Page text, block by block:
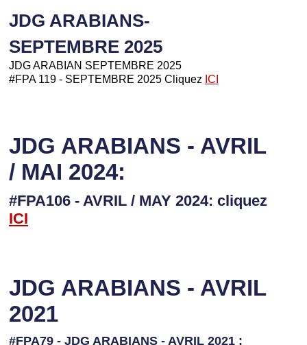
JDG ARABIANS-
SEPTEMBRE 2025
JDG ARABIAN SEPTEMBRE 2025
#FPA 119 - SEPTEMBRE 2025 Cliquez ICI
JDG ARABIANS - AVRIL
/ MAI 2024:
#FPA106 - AVRIL / MAY 2024: cliquez
ICI
JDG ARABIANS - AVRIL
2021
#FPA79 - JDG ARABIANS - AVRIL 2021 :